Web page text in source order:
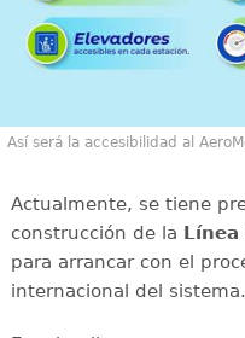
Así será la accesibilidad al
Actualmente, se tiene
construcción de la Línea
para arrancar con el
internacional del sistema.